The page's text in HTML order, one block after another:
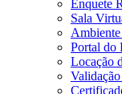
Enquete
Sala
Portal do
Locação